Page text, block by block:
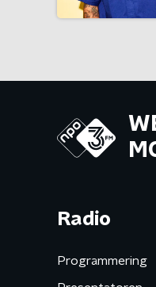
Radio
Programmering